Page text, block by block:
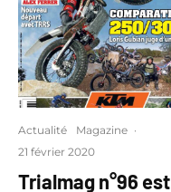
Actualité Magazine ·
21 février 2020
Trialmag n°96 est